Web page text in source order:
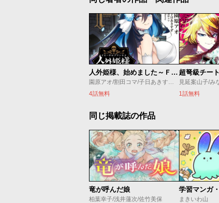
人外姫様、始めました～Ｆｒｅｅ Ｌｉｆｅ Ｆａｎｔａｓｙ Ｏｎｌｉｎｅ～
園原アオ/割田コマ/子日あきすず/Ｓｈｅｒｒｙ
4話無料
見延案山子/み
1話無料
同じ掲載誌の作品
竜が呼んだ娘
柏葉幸子/浅井蓮次/佐竹美保
まきいわ山